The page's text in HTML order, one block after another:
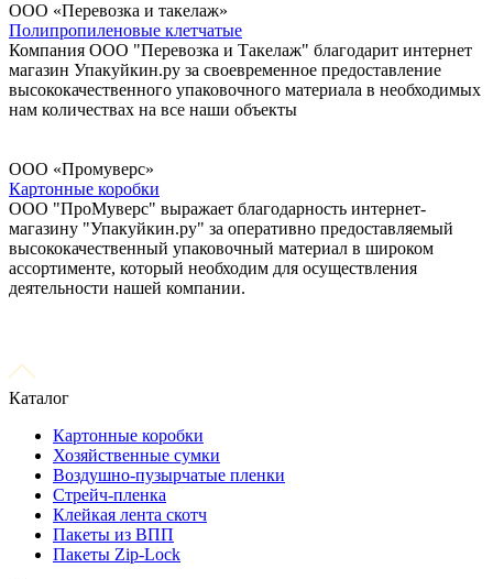
ООО «Перевозка и такелаж»
Полипропиленовые клетчатые
Компания ООО "Перевозка и Такелаж" благодарит интернет
магазин Упакуйкин.ру за своевременное предоставление
высококачественного упаковочного материала в необходимых
нам количествах на все наши объекты
ООО «Промуверс»
Картонные коробки
ООО "ПроМуверс" выражает благодарность интернет-
магазину "Упакуйкин.ру" за оперативно предоставляемый
высококачественный упаковочный материал в широком
ассортименте, который необходим для осуществления
деятельности нашей компании.
Каталог
Картонные коробки
Хозяйственные сумки
Воздушно-пузырчатые пленки
Стрейч-пленка
Клейкая лента скотч
Пакеты из ВПП
Пакеты Zip-Lock